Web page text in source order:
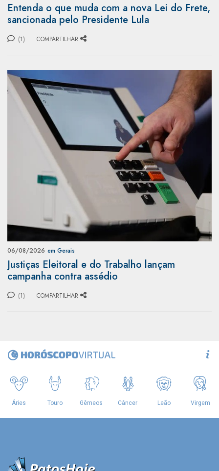
Entenda o que muda com a nova Lei do Frete,
sancionada pelo Presidente Lula
(1) COMPARTILHAR
06/08/2026 em Gerais
Justiças Eleitoral e do Trabalho lançam
campanha contra assédio
(1) COMPARTILHAR